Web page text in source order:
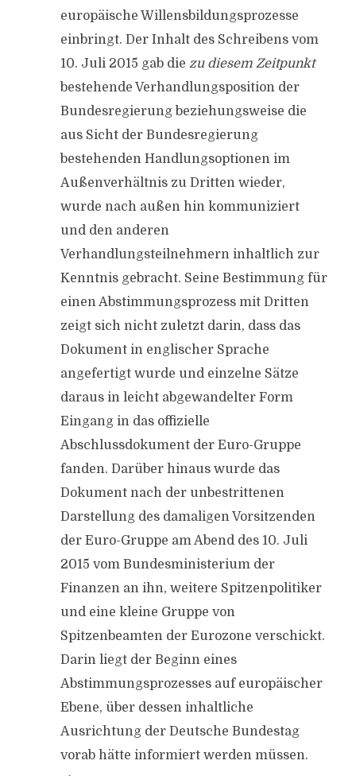
europäische Willensbildungsprozesse
einbringt. Der Inhalt des Schreibens vom
10. Juli 2015 gab die zu diesem Zeitpunkt
bestehende Verhandlungsposition der
Bundesregierung beziehungsweise die
aus Sicht der Bundesregierung
bestehenden Handlungsoptionen im
Außenverhältnis zu Dritten wieder,
wurde nach außen hin kommuniziert
und den anderen
Verhandlungsteilnehmern inhaltlich zur
Kenntnis gebracht. Seine Bestimmung für
einen Abstimmungsprozess mit Dritten
zeigt sich nicht zuletzt darin, dass das
Dokument in englischer Sprache
angefertigt wurde und einzelne Sätze
daraus in leicht abgewandelter Form
Eingang in das offizielle
Abschlussdokument der Euro-Gruppe
fanden. Darüber hinaus wurde das
Dokument nach der unbestrittenen
Darstellung des damaligen Vorsitzenden
der Euro-Gruppe am Abend des 10. Juli
2015 vom Bundesministerium der
Finanzen an ihn, weitere Spitzenpolitiker
und eine kleine Gruppe von
Spitzenbeamten der Eurozone verschickt.
Darin liegt der Beginn eines
Abstimmungsprozesses auf europäischer
Ebene, über dessen inhaltliche
Ausrichtung der Deutsche Bundestag
vorab hätte informiert werden müssen.